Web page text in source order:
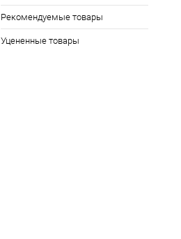
Рекомендуемые товары
Уцененные товары